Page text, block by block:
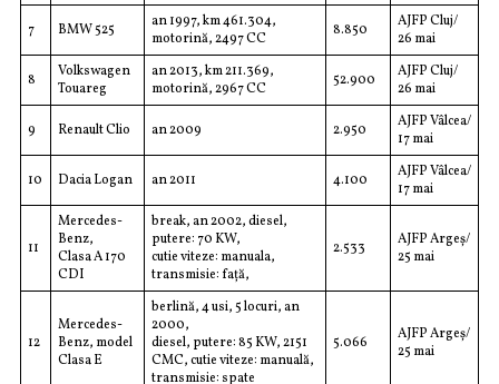
7 BMW 525
an 1997, km 461.304,
motorină, 2497 CC
8.850
AJFP Cluj/
26 mai
8
Volkswagen
Touareg
an 2013, km 211.369,
motorină, 2967 CC
52.900
AJFP Cluj/
26 mai
9 Renault Clio an 2009 2.950
AJFP Vâlcea/
17 mai
10 Dacia Logan an 2011 4.100
AJFP Vâlcea/
17 mai
11
Mercedes-
Benz,
Clasa A 170
CDI
break, an 2002, diesel,
putere: 70 KW,
cutie viteze: manuala,
transmisie: față,
2.533
AJFP Argeș/
25 mai
12
Mercedes-
Benz, model
Clasa E
berlină, 4 usi, 5 locuri, an
2000,
diesel, putere: 85 KW, 2151
CMC, cutie viteze: manuală,
transmisie: spate
5.066
AJFP Argeș/
25 mai